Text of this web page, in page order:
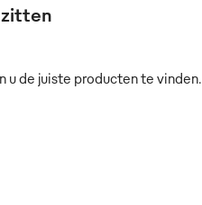
u de juiste producten te vinden.